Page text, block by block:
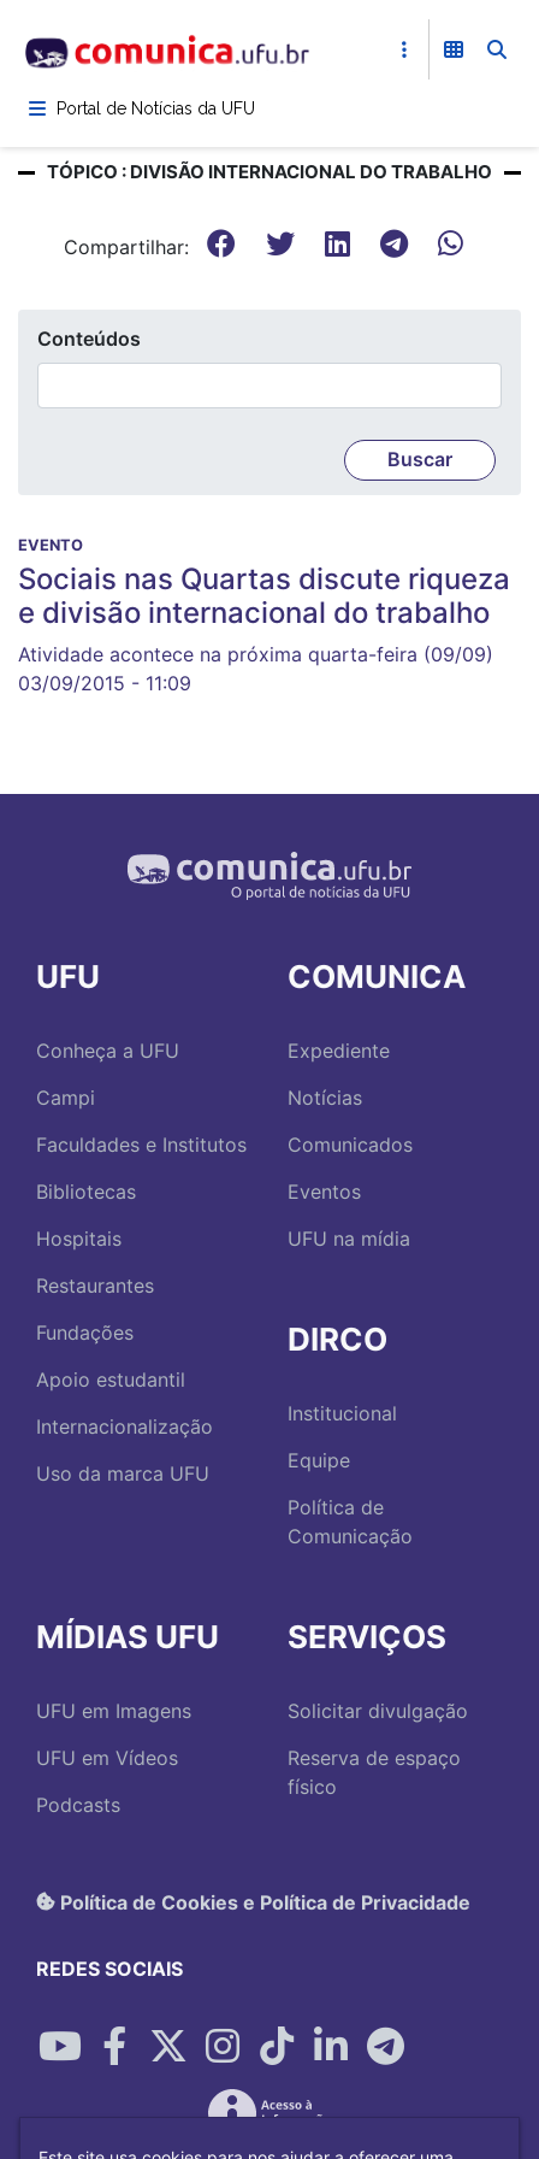
para
conteúdoPortal de Notícias da UFU
TÓPICO : DIVISÃO INTERNACIONAL DO TRABALHO
Compartilhar:
Conteúdos
EVENTO
Sociais nas Quartas discute riqueza
e divisão internacional do trabalho
Atividade acontece na próxima quarta-feira (09/09)
03/09/2015 - 11:09
UFU
Conheça a UFU
Campi
Faculdades e Institutos
Bibliotecas
Hospitais
Restaurantes
Fundações
Apoio estudantil
Internacionalização
Uso da marca UFU
COMUNICA
Expediente
Notícias
Comunicados
Eventos
UFU na mídia
DIRCO
Institucional
Equipe
Política de
Comunicação
MÍDIAS UFU
UFU em Imagens
UFU em Vídeos
Podcasts
SERVIÇOS
Solicitar divulgação
Reserva de espaço
físico
Política de Cookies e Política de Privacidade
REDES SOCIAIS